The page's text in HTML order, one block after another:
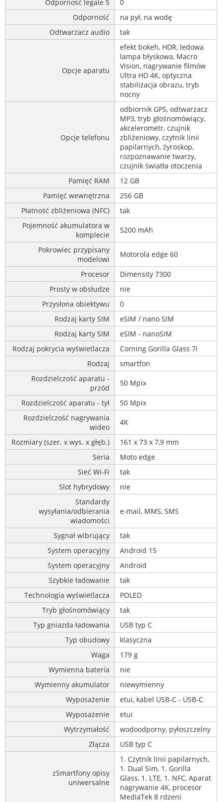
Odporność legale 5
0
Odporność
na pył, na wodę
Odtwarzacz audio
tak
Opcje aparatu
efekt bokeh, HDR, ledowa
lampa błyskowa, Macro
Vision, nagrywanie filmów
Ultra HD 4K, optyczna
stabilizacja obrazu, tryb
nocny
Opcje telefonu
odbiornik GPS, odtwarzacz
MP3, tryb głośnomówiący,
akcelerometr, czujnik
zbliżeniowy, czytnik linii
papilarnych, żyroskop,
rozpoznawanie twarzy,
czujnik światła otoczenia
Pamięć RAM
12 GB
Pamięć wewnętrzna
256 GB
Płatność zbliżeniowa (NFC)
tak
Pojemność akumulatora w
komplecie
5200 mAh
Pokrowiec przypisany
modelowi
Motorola edge 60
Procesor
Dimensity 7300
Prosty w obsłudze
nie
Przysłona obiektywu
0
Rodzaj karty SIM
eSIM / nano SIM
Rodzaj karty SIM
eSIM - nanoSIM
Rodzaj pokrycia wyświetlacza
Corning Gorilla Glass 7i
Rodzaj
smartfon
Rozdzielczość aparatu -
przód
50 Mpix
Rozdzielczość aparatu - tył
50 Mpix
Rozdzielczość nagrywania
wideo
4K
Rozmiary (szer. x wys. x głęb.)
161 x 73 x 7,9 mm
Seria
Moto edge
Sieć Wi-Fi
tak
Slot hybrydowy
nie
Standardy
wysyłania/odbierania
wiadomości
e-mail, MMS, SMS
Sygnał wibrujący
tak
System operacyjny
Android 15
System operacyjny
Android
Szybkie ładowanie
tak
Technologia wyświetlacza
POLED
Tryb głośnomówiący
tak
Typ gniazda ładowania
USB typ C
Typ obudowy
klasyczna
Waga
179 g
Wymienna bateria
nie
Wymienny akumulator
niewymienny
Wyposażenie
etui, kabel USB-C - USB-C
Wyposażenie
etui
Wytrzymałość
wodoodporny, pyłoszczelny
Złącza
USB typ C
zSmartfony opisy
uniwersalne
1. Czytnik linii papilarnych,
1. Dual Sim, 1. Gorilla
Glass, 1. LTE, 1. NFC, Aparat
nagrywanie 4K, procesor
MediaTek 8 rdzeni